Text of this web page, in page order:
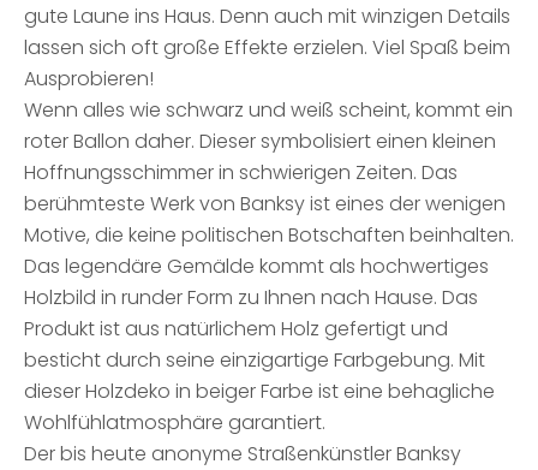
gute Laune ins Haus. Denn auch mit winzigen Details
lassen sich oft große Effekte erzielen. Viel Spaß beim
Ausprobieren!
Wenn alles wie schwarz und weiß scheint, kommt ein
roter Ballon daher. Dieser symbolisiert einen kleinen
Hoffnungsschimmer in schwierigen Zeiten. Das
berühmteste Werk von Banksy ist eines der wenigen
Motive, die keine politischen Botschaften beinhalten.
Das legendäre Gemälde kommt als hochwertiges
Holzbild in runder Form zu Ihnen nach Hause. Das
Produkt ist aus natürlichem Holz gefertigt und
besticht durch seine einzigartige Farbgebung. Mit
dieser Holzdeko in beiger Farbe ist eine behagliche
Wohlfühlatmosphäre garantiert.
Der bis heute anonyme Straßenkünstler Banksy